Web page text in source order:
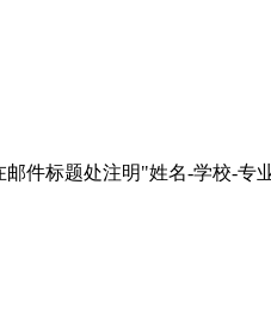
邮件标题处注明"姓名-学校-专